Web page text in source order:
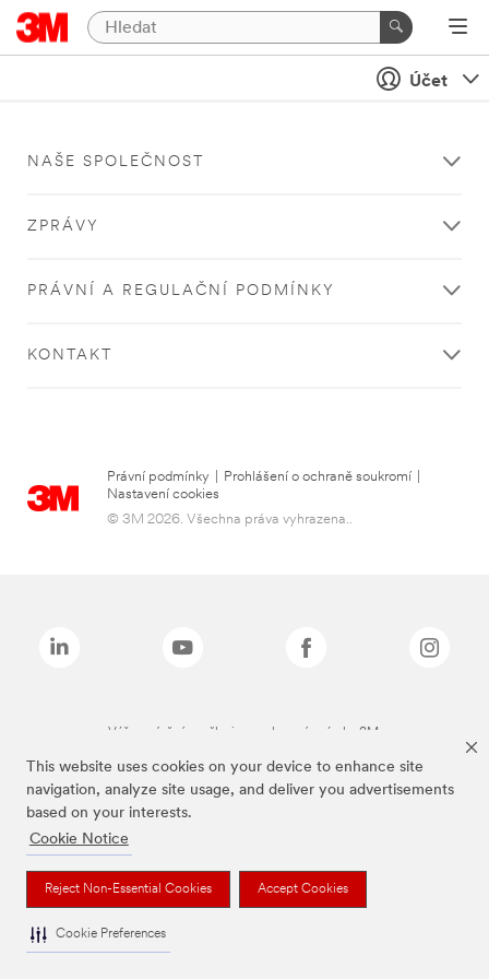
This website uses cookies on your device to enhance site
navigation, analyze site usage, and deliver you advertisements
based on your interests.
Cookie Notice
Reject Non-Essential Cookies Accept Cookies
Cookie Preferences
Účet
NAŠE SPOLEČNOST
ZPRÁVY
PRÁVNÍ A REGULAČNÍ PODMÍNKY
KONTAKT
Právní podmínky Prohlášení o ochraně soukromí
Nastavení cookies
© 3M 2026. Všechna práva vyhrazena..
Výše zmíněné značky jsou ochranné známky 3M.